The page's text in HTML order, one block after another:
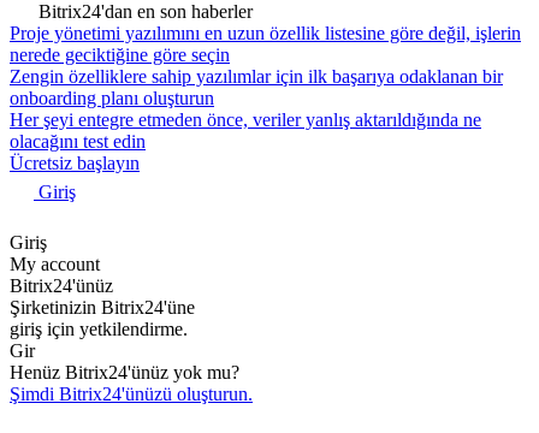
Bitrix24'dan en son haberler
Proje yönetimi yazılımını en uzun özellik listesine göre değil, işlerin
nerede geciktiğine göre seçin
Zengin özelliklere sahip yazılımlar için ilk başarıya odaklanan bir
onboarding planı oluşturun
Her şeyi entegre etmeden önce, veriler yanlış aktarıldığında ne
olacağını test edin
Ücretsiz başlayın
Giriş
Giriş
My account
Bitrix24'ünüz
Şirketinizin Bitrix24'üne
giriş için yetkilendirme.
Gir
Henüz Bitrix24'ünüz yok mu?
Şimdi Bitrix24'ünüzü oluşturun.